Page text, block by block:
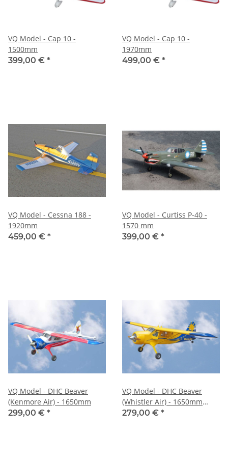
VQ Model - Cap 10 -
1500mm
399,00 € *
VQ Model - Cap 10 -
1970mm
499,00 € *
VQ Model - Cessna 188 -
1920mm
459,00 € *
VQ Model - Curtiss P-40 -
1570 mm
399,00 € *
VQ Model - DHC Beaver
(Kenmore Air) - 1650mm
299,00 € *
VQ Model - DHC Beaver
(Whistler Air) - 1650mm
(C5592)
279,00 € *